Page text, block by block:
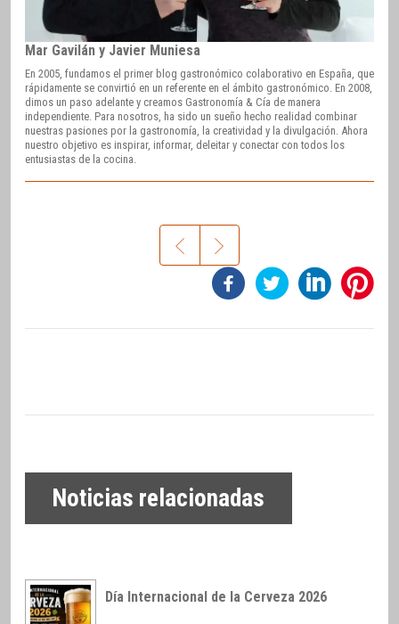
Mar Gavilán y Javier Muniesa
En 2005, fundamos el primer blog gastronómico colaborativo en España, que
rápidamente se convirtió en un referente en el ámbito gastronómico. En 2008,
dimos un paso adelante y creamos Gastronomía & Cía de manera
independiente. Para nosotros, ha sido un sueño hecho realidad combinar
nuestras pasiones por la gastronomía, la creatividad y la divulgación. Ahora
nuestro objetivo es inspirar, informar, deleitar y conectar con todos los
entusiastas de la cocina.
Noticias relacionadas
Día Internacional de la Cerveza 2026